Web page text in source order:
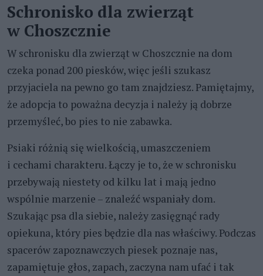
Schronisko dla zwierząt
w Choszcznie
W schronisku dla zwierząt w Choszcznie na dom
czeka ponad 200 piesków, więc jeśli szukasz
przyjaciela na pewno go tam znajdziesz. Pamiętajmy,
że adopcja to poważna decyzja i należy ją dobrze
przemyśleć, bo pies to nie zabawka.
Psiaki różnią się wielkością, umaszczeniem
i cechami charakteru. Łączy je to, że w schronisku
przebywają niestety od kilku lat i mają jedno
wspólnie marzenie – znaleźć wspaniały dom.
Szukając psa dla siebie, należy zasięgnąć rady
opiekuna, który pies będzie dla nas właściwy. Podczas
spacerów zapoznawczych piesek poznaje nas,
zapamiętuje głos, zapach, zaczyna nam ufać i tak